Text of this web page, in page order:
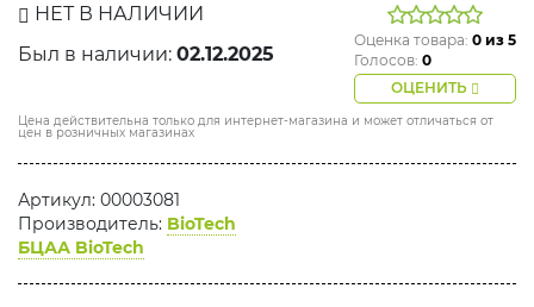
НЕТ В НАЛИЧИИ
Был в наличии: 02.12.2025
Оценка товара: 0 из 5
Голосов: 0
ОЦЕНИТЬ
Цена действительна только для интернет-магазина и может отличаться от
цен в розничных магазинах
Артикул: 00003081
Производитель: BioTech
БЦАА BioTech